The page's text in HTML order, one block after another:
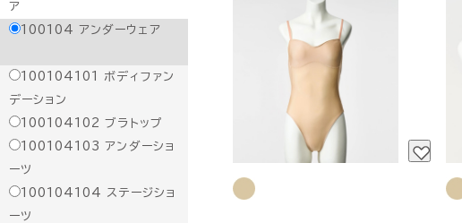
ア
100104 アンダーウェア
100104101
ボディファン
デーション
100104102 ブラトップ
100104103 アンダーショ
ーツ
100104104
ステージショ
ーツ